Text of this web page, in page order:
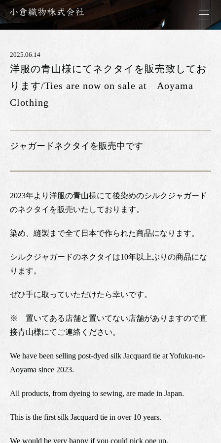
2025.06.14
洋服の青山様にてネクタイを販売致してお
ります/Ties are now on sale at Aoyama
Clothing
ジャガードネクタイを販売中です
2023年より洋服の青山様にて後染めのシルクジャガード
のネクタイを販売いたしております。
染め、縫製まで全て日本で作られた商品になります。
シルクジャガードのネクタイは10年以上ぶりの商品にな
ります。
ぜひ手に取っていただけたら幸いです。
※ 置いてある店舗と置いてない店舗がありますので直
接青山様にてご連絡ください。
We have been selling post-dyed silk Jacquard tie at Yofuku-no-
Aoyama since 2023.
All products, from dyeing to sewing, are made in Japan.
This is the first silk Jacquard tie in over 10 years.
We would be very happy if you could pick one up.